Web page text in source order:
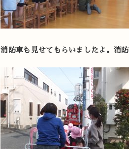
消防車も見せてもらいましたよ。消